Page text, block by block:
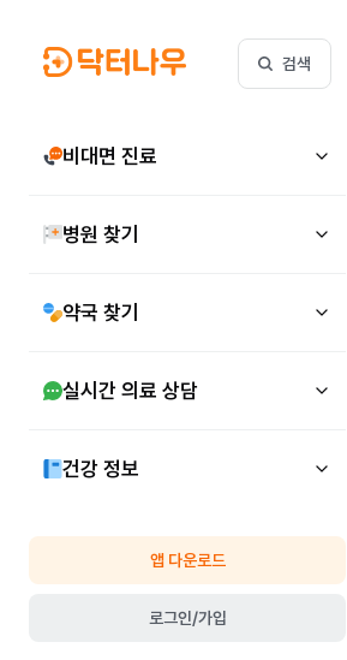
검색
비대면 진료
병원 찾기
약국 찾기
실시간 의료 상담
건강 정보
앱 다운로드
로그인/가입